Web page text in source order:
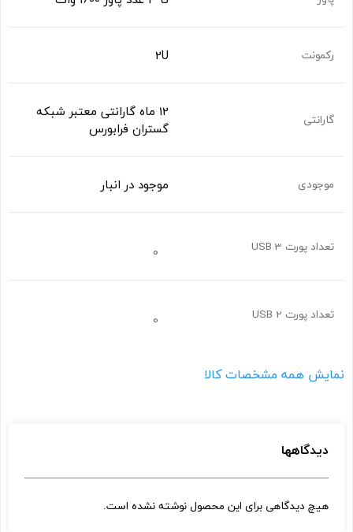
رکمونت 2U
گارانتی
12 ماه گارانتی معتبر شبکه
گستران فرابورس
موجودی موجود در انبار
تعداد پورت USB 3 0
تعداد پورت USB 2 0
نمایش همه مشخصات کالا
دیدگاهها
هیچ دیدگاهی برای این محصول نوشته نشده است.